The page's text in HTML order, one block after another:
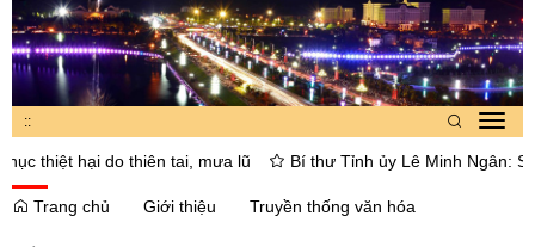
::
thiệt hại do thiên tai, mưa lũ Bí thư Tỉnh ủy Lê Minh Ngân: Sáp
Trang chủ Giới thiệu Truyền thống văn hóa